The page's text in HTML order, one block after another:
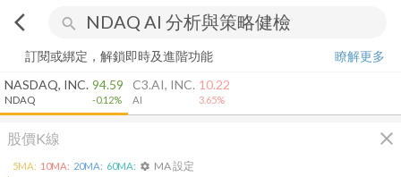
arrow_back_ios search
訂閱或綁定，解鎖即時及進階功能
瞭解更多
NASDAQ, INC.
NDAQ
94.59
-0.12%
C3.AI, INC.
AI
10.22
3.65%
股價K線 close
5MA: 10MA: 20MA: 60MA: settings MA 設定